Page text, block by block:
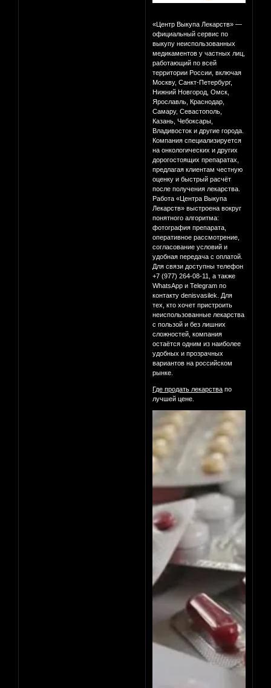
«Центр Выкупа Лекарств» —
официальный сервис по
выкупу неиспользованных
медикаментов у частных лиц,
работающий по всей
территории России, включая
Москву, Санкт-Петербург,
Нижний Новгород, Омск,
Ярославль, Краснодар,
Самару, Севастополь,
Казань, Чебоксары,
Владивосток и другие города.
Компания специализируется
на онкологических и других
дорогостоящих препаратах,
предлагая клиентам честную
оценку и быстрый расчёт
после получения лекарства.
Работа «Центра Выкупа
Лекарств» выстроена вокруг
понятного алгоритма:
фотография препарата,
оперативное рассмотрение,
согласование условий и
удобная передача с оплатой.
Для связи доступны телефон
+7 (977) 264-08-11, а также
WhatsApp и Telegram по
контакту denisvasilek. Для
тех, кто хочет пристроить
неиспользованные лекарства
с пользой и без лишних
сложностей, компания
остаётся одним из наиболее
удобных и прозрачных
вариантов на российском
рынке.
Где продать лекарства по
лучшей цене.